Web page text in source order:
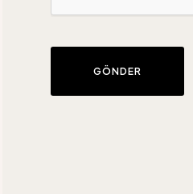
GÖNDER